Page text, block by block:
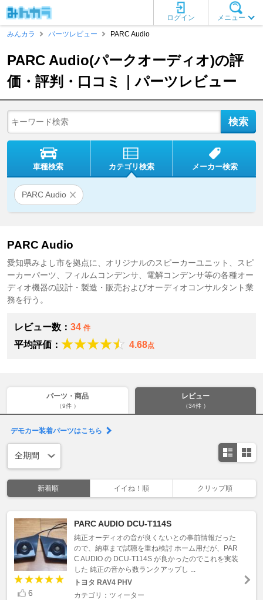
メニュー
ログイン
みんカラ
パーツレビュー PARC Audio
PARC Audio(パークオーディオ)の評
価・評判・口コミ｜パーツレビュー
車種検索 カテゴリ検索 メーカー検索
PARC Audio
PARC Audio
愛知県みよし市を拠点に、オリジナルのスピーカーユニット、スピ
ーカーパーツ、フィルムコンデンサ、電解コンデンサ等の各種オー
ディオ機器の設計・製造・販売およびオーディオコンサルタント業
務を行う。
レビュー数： 34 件
平均評価： 4.68点
パーツ・商品
（9件 ）
レビュー
（34件 ）
デモカー装着パーツはこちら
新着順 イイね！順 クリップ順
6
PARC AUDIO DCU-T114S
純正オーディオの音が良くないとの事前情報だった
ので、納車まで試聴を重ね検討 ホーム用だが、PAR
C AUDIO の DCU-T114S が良かったのでこれを実装
した 純正の音から数ランクアップし ...
トヨタ RAV4 PHV
カテゴリ：ツィーター